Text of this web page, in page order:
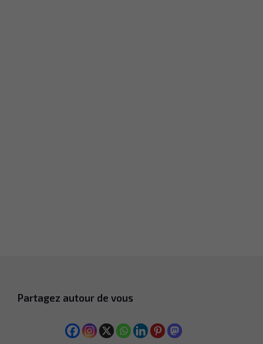
Partagez autour de vous